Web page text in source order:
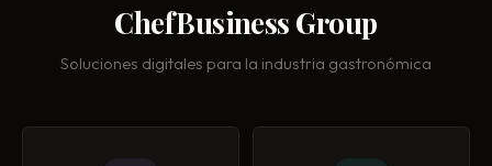
ChefBusiness Group
Soluciones digitales para la industria gastronómica